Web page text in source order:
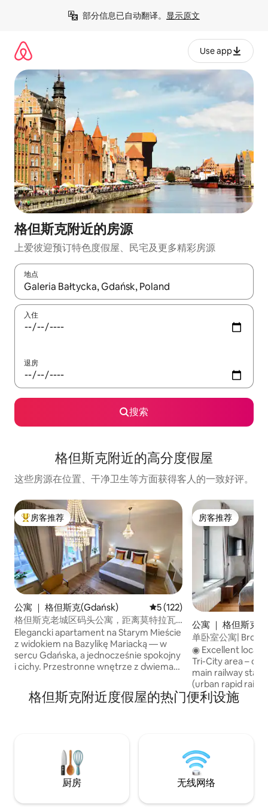
部分信息已自动翻译。 显示原文
Use app
格但斯克附近的房源
上爱彼迎预订特色度假屋、民宅及更多精彩房源
地点
如有搜索结果，请使用上下方向键查看，或通过点击或滑动手势
入住
退房
搜索
格但斯克附近的高分度假屋
这些房源在位置、干净卫生等方面获得客人的一致好评。
热门「房客推荐」
房客推荐
公寓 ｜ 格但斯克(Gdańsk) 平均评分 5 分（满分 5 分），
5 (122)
格但斯克老城区码头公寓，距离莫特拉瓦
河（Motlawa River）2分钟车程
Elegancki apartament na Starym Mieście
z widokiem na Bazylikę Mariacką — w
sercu Gdańska, a jednocześnie spokojny
i cichy. Przestronne wnętrze z dwiema
wyposażona kuchnia, łazienka z
deszczownicą, nienaganna czystość i
wieczory nad rzeką. Gospodarz Agata —
Superhost znana z 5★ obsługi i
indywidualnego podejścia.
房客推荐
房客推荐
公寓 ｜ 格但斯克
单卧室公寓|
◉ Excellent
Tri-City area –
main railway
(urban rapid rail)
Metropolia
minutes from
Metropolia
meters from the
◉ Pets are
per pet
格但斯克附近度假屋的热门便利设施
厨房 无线网络